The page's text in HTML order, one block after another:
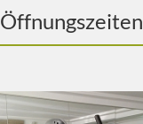
Öffnungszeiten